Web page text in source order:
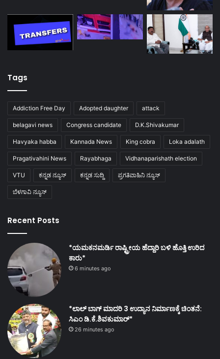
Tags
Addiction Free Day Adopted daughter attack
belagavi news Congress candidate D.K.Shivakumar
Havyaka habba Kannada News King cobra Loka adalath
Pragativahini News Rayabhaga Vidhanaparishath election
VTU ಕನ್ನಡ ನ್ಯೂಸ್ ಕನ್ನಡ ಸುದ್ದಿ ಪ್ರಗತಿವಾಹಿನಿ ನ್ಯೂಸ್
ಬೆಳಗಾವಿ ನ್ಯೂಸ್
Recent Posts
*ಯಮಕನಮರ್ಡಿ ರಾಷ್ಟ್ರೀಯ ಹೆದ್ದಾರಿ ಬಳಿ ಹೊತ್ತಿ ಉರಿದ
ಕಾರು*
6 minutes ago
*ಲಾಲ್ ಬಾಗ್ ಮಾದರಿ 3 ಉದ್ಯಾನ ನಿರ್ಮಾಣಕ್ಕೆ ಚಿಂತನೆ:
ಸಿಎಂ ಡಿ.ಕೆ.ಶಿವಕುಮಾರ್*
26 minutes ago